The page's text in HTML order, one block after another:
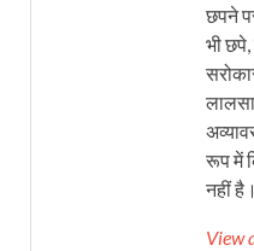
छपने
भी
रूप में
नहीं है।
View